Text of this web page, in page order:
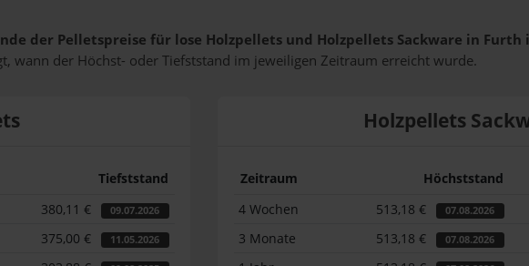
der Pelletspreise für lose Holzpellets und Holzpellets Sackware in Furth
wann der Höchst- oder Tiefststand im jeweiligen Zeitraum erreicht wurde.
Tiefststand
380,11 € 09.07.2026
375,00 € 11.05.2026
Holzpellets
Zeitraum Höchststand
4 Wochen
513,18 € 07.08.2026
3 Monate 513,18 € 07.08.2026